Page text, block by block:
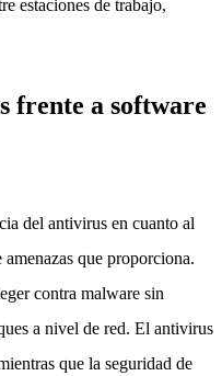
estaciones de trabajo,
frente a software
del antivirus en cuanto al
que proporciona.
contra malware sin
a nivel de red. El antivirus
que la seguridad de